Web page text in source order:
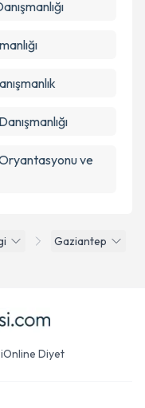
Gaziantep
ve
Online Diyet